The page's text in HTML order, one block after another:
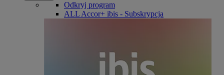
Odkryj program
ALL Accor+ ibis - Subskrypcja